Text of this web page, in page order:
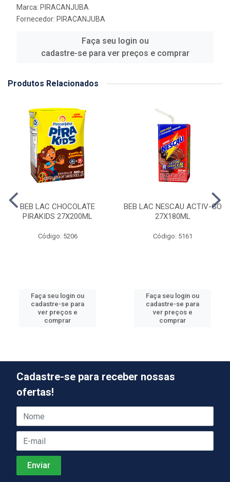
Marca: PIRACANJUBA
Fornecedor: PIRACANJUBA
Faça seu login ou
cadastre-se para ver preços e comprar
Produtos Relacionados
BEB LAC CHOCOLATE
PIRAKIDS 27X200ML
Código: 5206
Faça seu login ou
cadastre-se para
ver preços e
comprar
BEB LAC NESCAU ACTIV-GO
27X180ML
Código: 5161
Faça seu login ou
cadastre-se para
ver preços e
comprar
Cadastre-se para receber nossas
ofertas!